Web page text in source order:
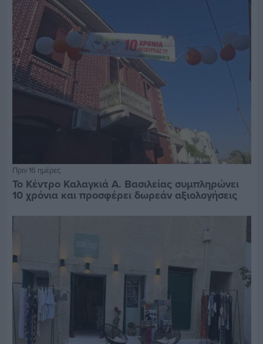
Πριν 16 ημέρες
Το Κέντρο Καλαγκιά Α. Βασιλείας συμπληρώνει
10 χρόνια και προσφέρει δωρεάν αξιολογήσεις